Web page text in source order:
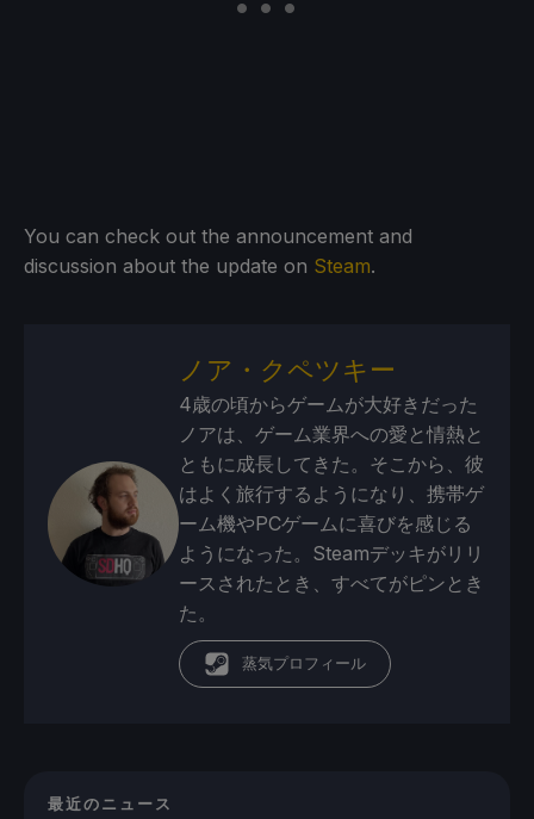
You can check out the announcement and
discussion about the update on Steam.
ノア・クペツキー
4歳の頃からゲームが大好きだった
ノアは、ゲーム業界への愛と情熱と
ともに成長してきた。そこから、彼
はよく旅行するようになり、携帯ゲ
ーム機やPCゲームに喜びを感じる
ようになった。Steamデッキがリリ
ースされたとき、すべてがピンとき
た。
蒸気プロフィール
最近のニュース